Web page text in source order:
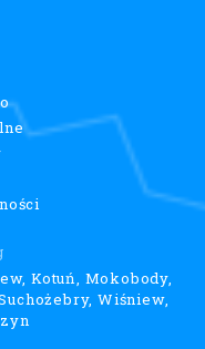
Kotuń, Mokobody,
Wiśniew,